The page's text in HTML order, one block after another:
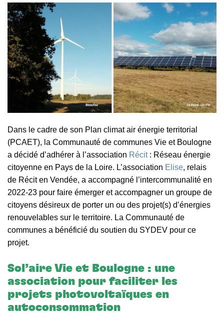
Dans le cadre de son Plan climat air énergie territorial
(PCAET), la Communauté de communes Vie et Boulogne
a décidé d’adhérer à l’association Récit: Réseau énergie
citoyenne en Pays de la Loire. L’association Elise, relais
de Récit en Vendée, a accompagné l’intercommunalité en
2022-23 pour faire émerger et accompagner un groupe de
citoyens désireux de porter un ou des projet(s) d’énergies
renouvelables sur le territoire. La Communauté de
communes a bénéficié du soutien du SYDEV pour ce
projet.
Sol’aire Vie et Boulogne : une
association pour faciliter les
projets photovoltaïques en
autoconsommation